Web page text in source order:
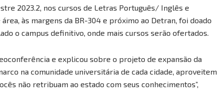
2023.2, nos cursos de Letras Português/ Inglês e
às margens da BR-304 e próximo ao Detran, foi doado
o campus definitivo, onde mais cursos serão ofertados.
e explicou sobre o projeto de expansão da
na comunidade universitária de cada cidade, aproveitem
não retribuam ao estado com seus conhecimentos”,